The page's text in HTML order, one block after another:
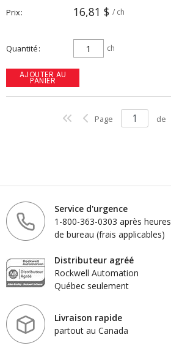
Prix 16,81 $ / ch
Quantité ch
AJOUTER AU
PANIER
Page de
Service d'urgence
1-800-363-0303 après heures
de bureau (frais applicables)
Distributeur agréé
Rockwell Automation
Québec seulement
Livraison rapide
partout au Canada